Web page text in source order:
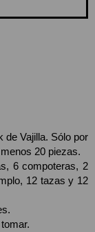
de Vajilla. Sólo por
20 piezas.
6 compoteras, 2
12 tazas y 12